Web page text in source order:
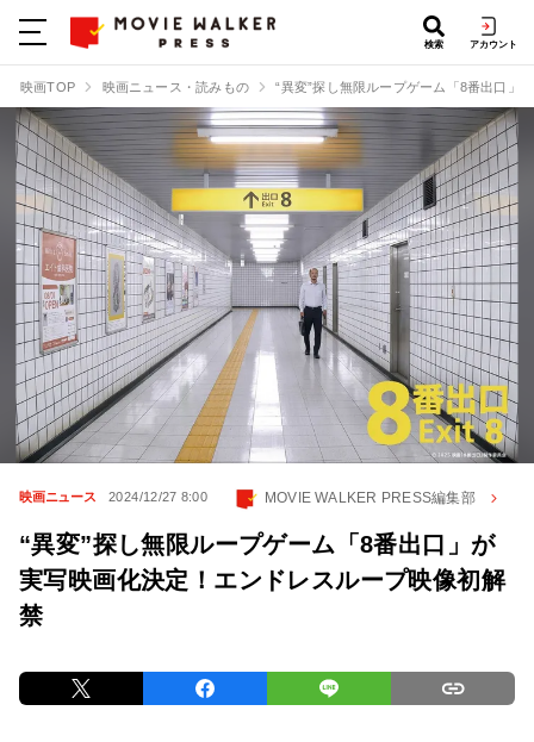
検索 アカウント
映画TOP 映画ニュース・読みもの “異変”探し無限ループゲーム「8番出口」
映画ニュース 2024/12/27 8:00 MOVIE WALKER PRESS編集部
“異変”探し無限ループゲーム「8番出口」が
実写映画化決定！エンドレスループ映像初解
禁